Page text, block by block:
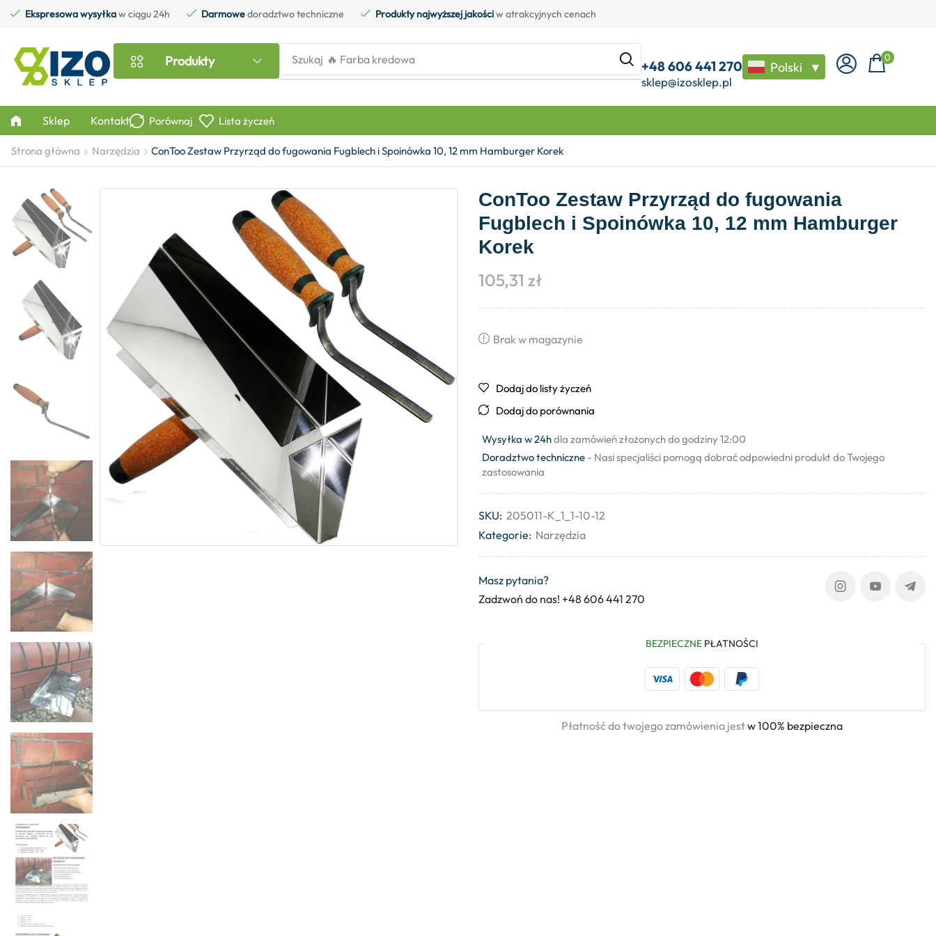
Ekspresowa wysyłkaw ciągu 24h Darmowedoradztwo techniczne Produkty najwyższej jakościw atrakcyjnych cenach
Produkty Szukaj 🔥 Farba kredowa +48 606 441 270
sklep@izosklep.pl
Polski ▼
0
Sklep Kontakt Porównaj Lista życzeń
Strona główna Narzędzia ConToo Zestaw Przyrząd do fugowania Fugblech i Spoinówka 10, 12 mm Hamburger Korek
ConToo Zestaw Przyrząd do fugowania
Fugblech i Spoinówka 10, 12 mm Hamburger
Korek
105,31 zł
Brak w magazynie
Dodaj do listy życzeń
Dodaj do porównania
Wysyłka w 24hdla zamówień złożonych do godziny 12:00
Doradztwo techniczne - Nasi specjaliści pomogą dobrać odpowiedni produkt do Twojego
zastosowania
SKU: 205011-K_1_1-10-12
Kategorie: Narzędzia
Masz pytania?
Zadzwoń do nas! +48 606 441 270
BEZPIECZNE PŁATNOŚCI
Płatność do twojego zamówienia jestw 100% bezpieczna